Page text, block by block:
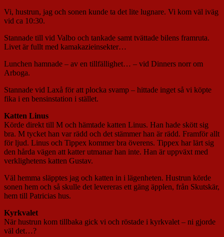
Vi, hustrun, jag och sonen kunde ta det lite lugnare. Vi kom väl iväg
vid ca 10:30.
Stannade till vid Valbo och tankade samt tvättade bilens framruta.
Livet är fullt med kamakazieinsekter…
Lunchen hamnade – av en tillfällighet… – vid Dinners norr om
Arboga.
Stannade vid Laxå för att plocka svamp – hittade inget så vi köpte
fika i en bensinstation i stället.
Katten Linus
Körde direkt till M och hämtade katten Linus. Han hade skött sig
bra. M tycket han var rädd och det stämmer han är rädd. Framför allt
för ljud. Linus och Tippex kommer bra överens. Tippex har lärt sig
den hårda vägen att katter utmanar han inte. Han är uppväxt med
verklighetens katten Gustav.
Väl hemma släpptes jag och katten in i lägenheten. Hustrun körde
sonen hem och så skulle det levereras ett gäng äpplen, från Skutskär,
hem till Patricias hus.
Kyrkvalet
När hustrun kom tillbaka gick vi och röstade i kyrkvalet – ni gjorde
väl det…?